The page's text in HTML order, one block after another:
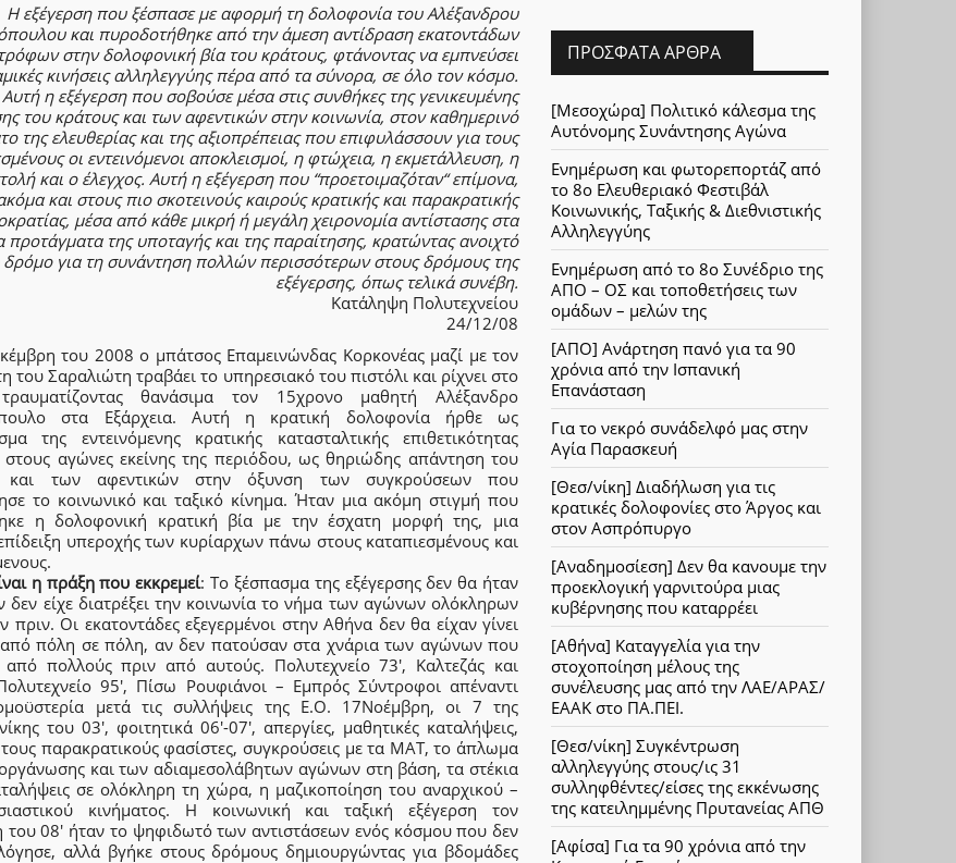
Η εξέγερση που ξέσπασε με αφορμή τη δολοφονία του Αλέξανδρου
και πυροδοτήθηκε από την άμεση αντίδραση εκατοντάδων
στην δολοφονική βία του κράτους, φτάνοντας να εμπνεύσει
κινήσεις αλληλεγγύης πέρα από τα σύνορα, σε όλο τον κόσμο.
Αυτή η εξέγερση που σοβούσε μέσα στις συνθήκες της γενικευμένης
του κράτους και των αφεντικών στην κοινωνία, στον καθημερινό
της ελευθερίας και της αξιοπρέπειας που επιφυλάσσουν για τους
οι εντεινόμενοι αποκλεισμοί, η φτώχεια, η εκμετάλλευση, η
και ο έλεγχος. Αυτή η εξέγερση που “προετοιμαζόταν“ επίμονα,
και στους πιο σκοτεινούς καιρούς κρατικής και παρακρατικής
μέσα από κάθε μικρή ή μεγάλη χειρονομία αντίστασης στα
προτάγματα της υποταγής και της παραίτησης, κρατώντας ανοιχτό
δρόμο για τη συνάντηση πολλών περισσότερων στους δρόμους της
εξέγερσης, όπως τελικά συνέβη.
Κατάληψη Πολυτεχνείου
24/12/08
του 2008 ο μπάτσος Επαμεινώνδας Κορκονέας μαζί με τον
του Σαραλιώτη τραβάει το υπηρεσιακό του πιστόλι και ρίχνει στο
θανάσιμα τον 15χρονο μαθητή Αλέξανδρο
στα Εξάρχεια. Αυτή η κρατική δολοφονία ήρθε ως
της εντεινόμενης κρατικής κατασταλτικής επιθετικότητας
στους αγώνες εκείνης της περιόδου, ως θηριώδης απάντηση του
και των αφεντικών στην όξυνση των συγκρούσεων που
το κοινωνικό και ταξικό κίνημα. Ήταν μια ακόμη στιγμή που
η δολοφονική κρατική βία με την έσχατη μορφή της, μια
υπεροχής των κυρίαρχων πάνω στους καταπιεσμένους και
η πράξη που εκκρεμεί: Το ξέσπασμα της εξέγερσης δεν θα ήταν
δεν είχε διατρέξει την κοινωνία το νήμα των αγώνων ολόκληρων
πριν. Οι εκατοντάδες εξεγερμένοι στην Αθήνα δεν θα είχαν γίνει
από πόλη σε πόλη, αν δεν πατούσαν στα χνάρια των αγώνων που
πολλούς πριν από αυτούς. Πολυτεχνείο 73′, Καλτεζάς και
95′, Πίσω Ρουφιάνοι – Εμπρός Σύντροφοι απέναντι
μετά τις συλλήψεις της Ε.Ο. 17Νοέμβρη, οι 7 της
του 03′, φοιτητικά 06′-07′, απεργίες, μαθητικές καταλήψεις,
παρακρατικούς φασίστες, συγκρούσεις με τα ΜΑΤ, το άπλωμα
και των αδιαμεσολάβητων αγώνων στη βάση, τα στέκια
σε ολόκληρη τη χώρα, η μαζικοποίηση του αναρχικού –
κινήματος. Η κοινωνική και ταξική εξέγερση τον
του 08′ ήταν το ψηφιδωτό των αντιστάσεων ενός κόσμου που δεν
αλλά βγήκε στους δρόμους δημιουργώντας για βδομάδες
ΠΡΌΣΦΑΤΑ ΆΡΘΡΑ
[Μεσοχώρα] Πολιτικό κάλεσμα της
Αυτόνομης Συνάντησης Αγώνα
Ενημέρωση και φωτορεπορτάζ από
το 8ο Ελευθεριακό Φεστιβάλ
Κοινωνικής, Ταξικής & Διεθνιστικής
Αλληλεγγύης
Ενημέρωση από το 8ο Συνέδριο της
ΑΠΟ – ΟΣ και τοποθετήσεις των
ομάδων – μελών της
[ΑΠΟ] Ανάρτηση πανό για τα 90
χρόνια από την Ισπανική
Επανάσταση
Για το νεκρό συνάδελφό μας στην
Αγία Παρασκευή
[Θεσ/νίκη] Διαδήλωση για τις
κρατικές δολοφονίες στο Άργος και
στον Ασπρόπυργο
[Αναδημοσίεση] Δεν θα κανουμε την
προεκλογική γαρνιτούρα μιας
κυβέρνησης που καταρρέει
[Αθήνα] Καταγγελία για την
στοχοποίηση μέλους της
συνέλευσης μας από την ΛΑΕ/ΑΡΑΣ/
ΕΑΑΚ στο ΠΑ.ΠΕΙ.
[Θεσ/νίκη] Συγκέντρωση
αλληλεγγύης στους/ις 31
συλληφθέντες/είσες της εκκένωσης
της κατειλημμένης Πρυτανείας ΑΠΘ
[Αφίσα] Για τα 90 χρόνια από την